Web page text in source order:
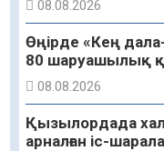
08.08.2026
Өңірде «Кең
80 шаруашылық
08.08.2026
Қызылордада
арналған іс-